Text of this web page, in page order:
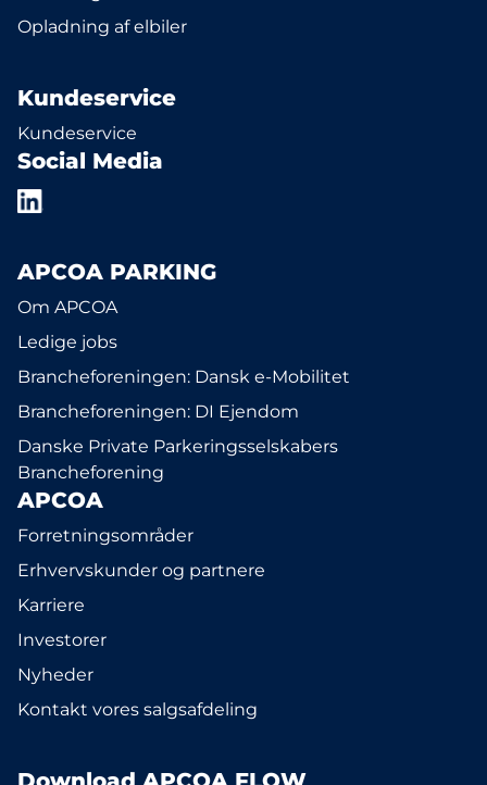
Opladning af elbiler
Kundeservice
Kundeservice
Social Media
APCOA PARKING
Om APCOA
Ledige jobs
Brancheforeningen: Dansk e-Mobilitet
Brancheforeningen: DI Ejendom
Danske Private Parkeringsselskabers
Brancheforening
APCOA
Forretningsområder
Erhvervskunder og partnere
Karriere
Investorer
Nyheder
Kontakt vores salgsafdeling